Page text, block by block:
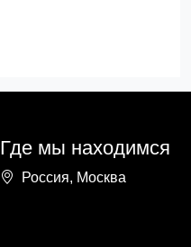
Где мы находимся
Россия, Москва